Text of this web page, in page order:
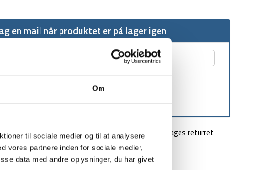
Om
til sociale medier og til at analysere
vores partnere inden for sociale medier,
data med andre oplysninger, du har givet
en mail når produktet er på lager igen
Fri fragt over 499 kr 100 dages returret